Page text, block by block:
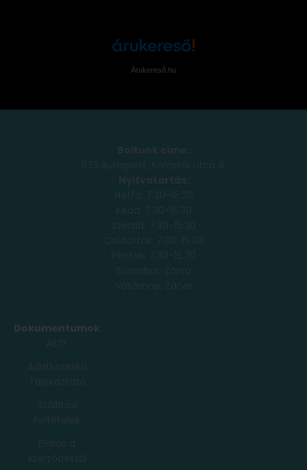
Árukereső.hu
Boltunk címe:
1173 Budapest, Köröstói utca 8.
Nyitvatartás:
Hétfő: 7:30-15:30
Kedd: 7:30-15:30
Szerda: 7:30-15:30
Csütörtök: 7:30-15:30
Péntek: 7:30-15:30
Szombat: Zárva
Vasárnap: Zárva
Dokumentumok
ÁSZF
Adatkezelési
Tájékoztató
Szállítási
Feltételek
Elállás a
szerződéstől